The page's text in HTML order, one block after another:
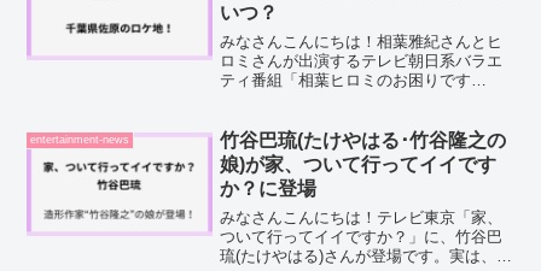
いつ？
みなさんこんにちは！相葉雅紀さんとヒ
ロミさんが出演するテレビ朝日系バラエ
ティ番組「相葉ヒロミのお困りです
ではないでしょうか。2026年6月4日放送
回では、柳並木が揺れる...
entertainment-news
竹谷巴琉(たけやはる･竹谷隆之の
娘)が家、ついて行ってイイです
か？に登場
みなさんこんにちは！テレビ東京「家、
ついて行ってイイですか？」に、竹谷巴
琉(たけやはる)さんが登場です。実は、竹